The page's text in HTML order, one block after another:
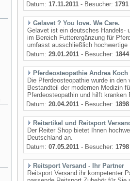
Datum: 17.11.2011 - Besucher: 1791
Gelavet ? You love. We Care.
Gelavet ist ein deutsches Handels-
im Bereich Futterergänzung für
umfasst ausschließlich hochwertige
Datum: 29.01.2011 - Besucher: 1844
Pferdeosteopathie Andrea Koch
Die Pferdeosteopathie wurde in
Bestandteil der modernen Medizin
Pferdeosteopathin und hilft
Datum: 20.04.2011 - Besucher: 1898
Reitartikel und Reitsport
Der Reiter Shop bietet Ihnen
Deutschland an.
Datum: 07.05.2011 - Besucher: 1798
Reitsport Versand - Ihr Partner
Reitsport Versand ihr kompetenter